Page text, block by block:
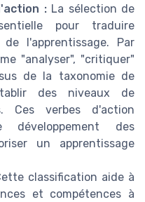
:La sélection de
pour traduire
l'apprentissage. Par
"analyser", "critiquer"
de la taxonomie de
des niveaux de
Ces verbes d'action
des
un apprentissage
classification aide à
et compétences à